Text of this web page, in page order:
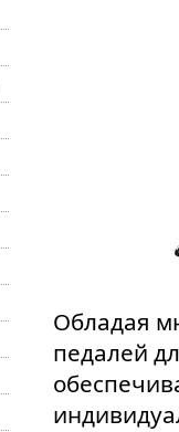
Обладая
педалей